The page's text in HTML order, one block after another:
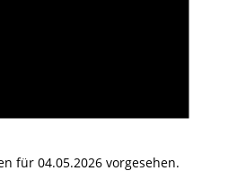
für 04.05.2026 vorgesehen.